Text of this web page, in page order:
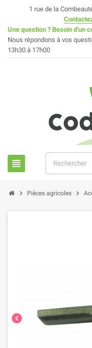
1 rue de la
Une question ? Besoin d'un
Nous répondons à vos
13h30 à 17h00
view_headline
chevron_right Pièces agricoles chevron_right
chevron_left